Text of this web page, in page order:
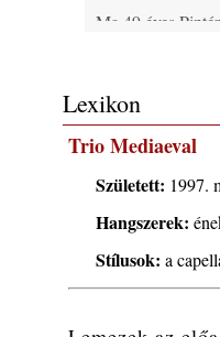
Ma 49 éves
Ma lenne 85
2026. augusztus
Ma 95 éve halt
2026. augusztus
Jazz-rock
„Sweet Sphere”
2026. augusztus
Lexikon
Trio Mediaeval
Született: 1997.
Hangszerek:
Stílusok: a